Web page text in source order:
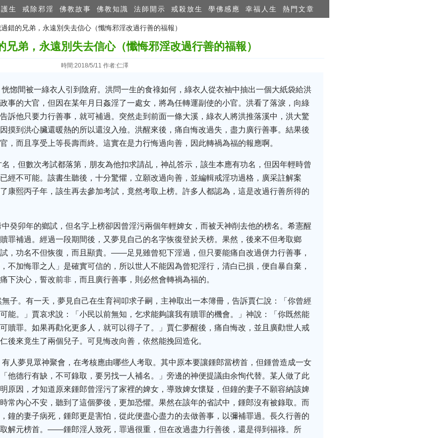
生 戒除邪淫 佛教故事 佛教知識 法師開示 戒殺放生 學佛感應 幸福人生 熱門文章
錯的兄弟，永遠別失去信心（懺悔邪淫改過行善的福報）
兄弟，永遠別失去信心（懺悔邪淫改過行善的福報）
時間:2018/5/11 作者:仁澤
惚間被一綠衣人引到陰府。洪問一生的食祿如何，綠衣人從衣袖中抽出一個大紙袋給洪
事的大官，但因在某年月日姦淫了一處女，將為任轉運副使的小官。洪看了落淚，向綠
訴他只要力行善事，就可補過。突然走到前面一條大溪，綠衣人將洪推落溪中，洪大驚
摸到洪心臟還暖熱的所以還沒入殮。洪醒來後，痛自悔改過失，盡力廣行善事。結果後
，而且享受上等長壽而終。這實在是力行悔過向善，因此轉禍為福的報應啊。
，但數次考試都落第，朋友為他扣求請乩，神乩答示，該生本應有功名，但因年輕時曾
經不可能。該書生聽後，十分驚懼，立願改過向善，並編輯戒淫功過格，廣采註解案
康熙丙子年，該生再去參加考試，竟然考取上榜。許多人都認為，這是改過行善所得的
癸卯年的鄉試，但名字上榜卻因曾淫污兩個年輕婢女，而被天神削去他的榜名。希憲醒
罪補過。經過一段期間後，又夢見自己的名字恢復登於天榜。果然，後來不但考取鄉
，功名不但恢復，而且顯貴。——足見雖曾犯下淫過，但只要能痛自改過併力行善事，
不加悔罪之人」是確實可信的，所以世人不能因為曾犯淫行，清白已損，便自暴自棄，
下決心，誓改前非，而且廣行善事，則必然會轉禍為福的。
子。有一天，夢見自己在生育祠叩求子嗣，主神取出一本簿冊，告訴賈仁說：「你曾經
能。」賈哀求說：「小民以前無知，乞求能夠讓我有贖罪的機會。」神說：「你既然能
贖罪。如果再勸化更多人，就可以得子了。」賈仁夢醒後，痛自悔改，並且廣勸世人戒
後來竟生了兩個兒子。可見悔改向善，依然能挽回造化。
人夢見眾神聚會，在考核應由哪些人考取。其中原本要讓鍾郎當榜首，但鍾曾造成一女
他德行有缺，不可錄取，要另找一人補名。」旁邊的神便提議由余恂代替。某人做了此
原因，才知道原來鍾郎曾淫污了家裡的婢女，導致婢女懷疑，但鐘的妻子不願容納該婢
常內心不安，聽到了這個夢後，更加恐懼。果然在該年的省試中，鍾郎沒有被錄取。而
鐘的妻子病死，鍾郎更是害怕，從此便盡心盡力的去做善事，以彌補罪過。長久行善的
解元榜首。——鍾郎淫人致死，罪過很重，但在改過盡力行善後，還是得到福祿。所